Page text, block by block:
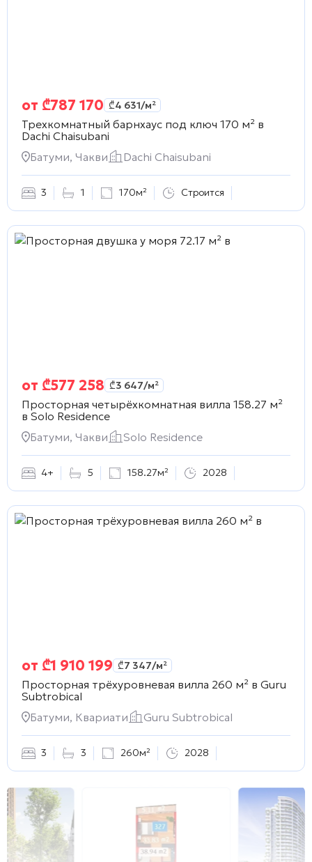
от ₾787 170 ₾4 631/м²
Трехкомнатный барнхаус под ключ 170 м² в
Dachi Chaisubani
Батуми, Чакви
Dachi Chaisubani
3 1 170м² Строится
от ₾577 258 ₾3 647/м²
Просторная четырёхкомнатная вилла 158.27 м²
в Solo Residence
Батуми, Чакви
Solo Residence
4+ 5 158.27м² 2028
от ₾1 910 199 ₾7 347/м²
Просторная трёхуровневая вилла 260 м² в Guru
Subtrobical
Батуми, Квариати
Guru Subtrobical
3 3 260м² 2028